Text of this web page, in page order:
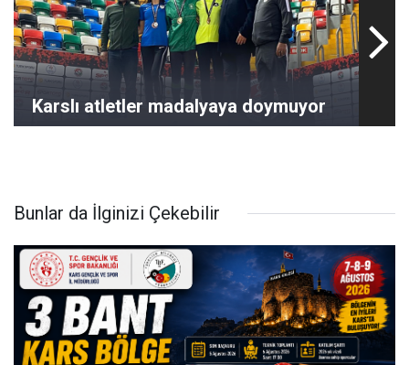
Karslı atletler madalyaya doymuyor
Bunlar da İlginizi Çekebilir